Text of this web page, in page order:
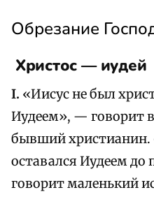
Обрезание
Христос — иудей
I. «Иисус не был
Иудеем», — говорит
бывший христианин.
оставался Иудеем до
говорит маленький